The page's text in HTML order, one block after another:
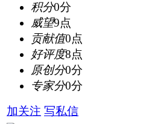
积分0分
威望9点
贡献值0点
好评度8点
原创分0分
专家分0分
加关注 写私信